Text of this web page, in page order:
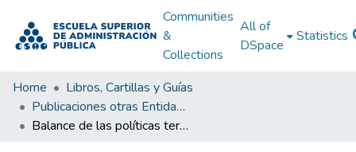
Communities
&
Collections
All of
DSpace
Statistics
Home
Libros, Cartillas y Guías
Publicaciones otras Entidades Estatales
Balance de las políticas territoriales de atención para la población en situación de desplazamiento de período 2012-2015